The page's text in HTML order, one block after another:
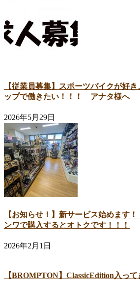
【従業員募集】スポーツバイクが好
ップで働きたい！！！ アナタ様へ
2026年5月29日
【お知らせ！】新サービス始めます
ンワで購入するとオトクです！！！
2026年2月1日
【BROMPTON】ClassicEdition入っ